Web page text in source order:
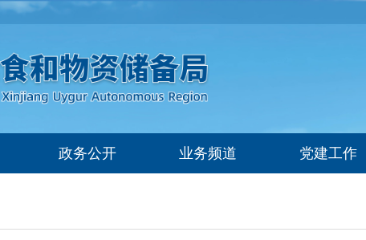
政务公开 业务频道 党建工作